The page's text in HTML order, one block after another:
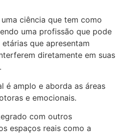
ciência que tem como
uma profissão que pode
que apresentam
diretamente em suas
é amplo e aborda as áreas
e emocionais.
com outros
espaços reais como a